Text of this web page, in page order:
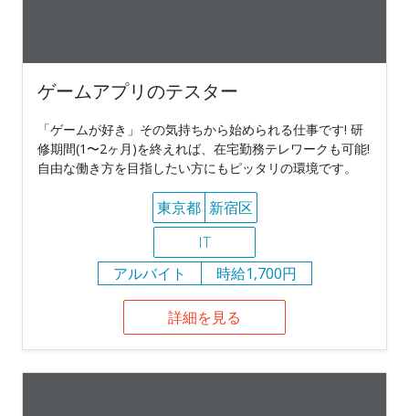
ゲームアプリのテスター
「ゲームが好き」その気持ちから始められる仕事です! 研
修期間(1〜2ヶ月)を終えれば、在宅勤務テレワークも可能!
自由な働き方を目指したい方にもピッタリの環境です。
東京都 新宿区
IT
アルバイト
時給1,700円
詳細を見る